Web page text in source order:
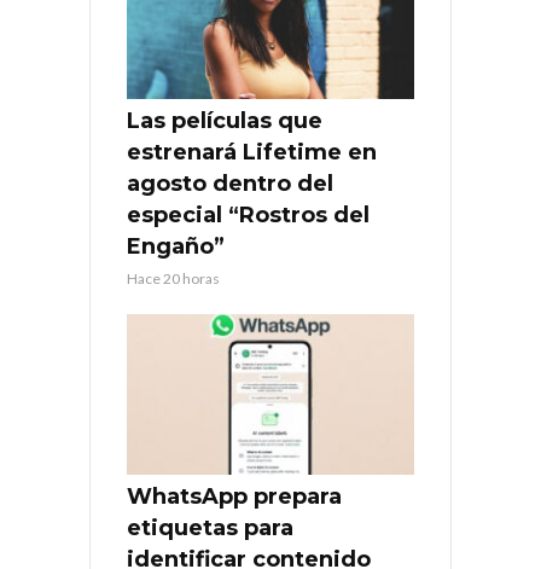
Las películas que
estrenará Lifetime en
agosto dentro del
especial “Rostros del
Engaño”
Hace 20 horas
WhatsApp prepara
etiquetas para
identificar contenido